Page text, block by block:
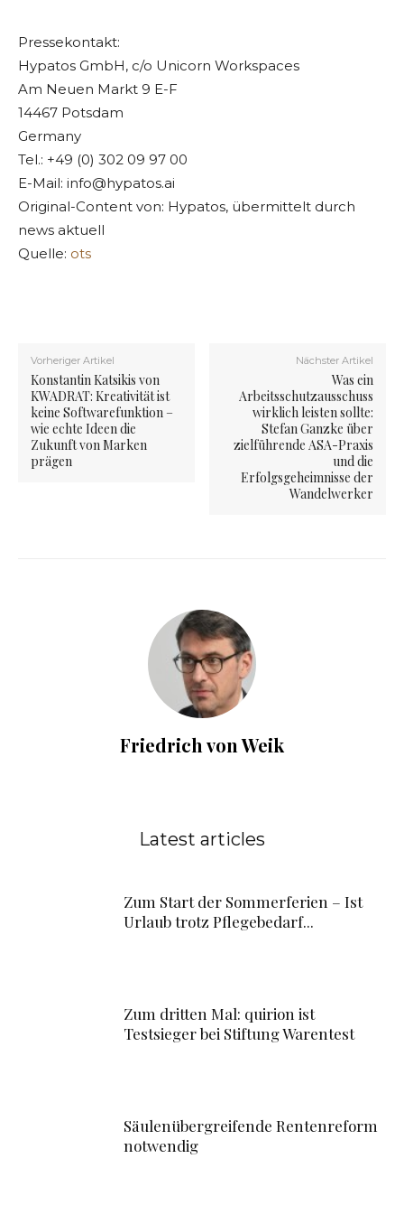
Pressekontakt:
Hypatos GmbH, c/o Unicorn Workspaces
Am Neuen Markt 9 E-F
14467 Potsdam
Germany
Tel.: +49 (0) 302 09 97 00
E-Mail: info@hypatos.ai
Original-Content von: Hypatos, übermittelt durch
news aktuell
Quelle: ots
Vorheriger Artikel
Konstantin Katsikis von
KWADRAT: Kreativität ist
keine Softwarefunktion –
wie echte Ideen die
Zukunft von Marken
prägen
Nächster Artikel
Was ein
Arbeitsschutzausschuss
wirklich leisten sollte:
Stefan Ganzke über
zielführende ASA-Praxis
und die
Erfolgsgeheimnisse der
Wandelwerker
Friedrich von Weik
Latest articles
Zum Start der Sommerferien – Ist
Urlaub trotz Pflegebedarf...
Zum dritten Mal: quirion ist
Testsieger bei Stiftung Warentest
Säulenübergreifende Rentenreform
notwendig